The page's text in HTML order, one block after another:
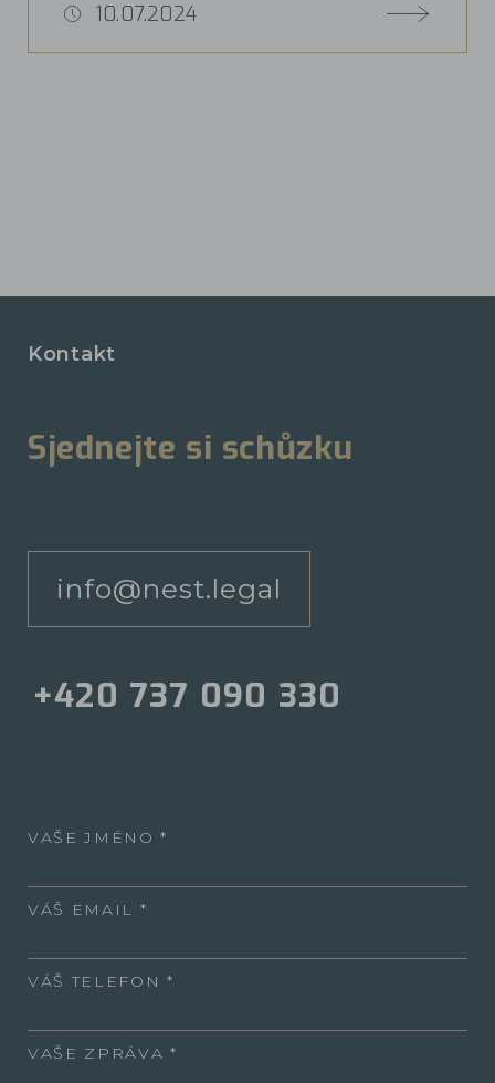
10.07.2024
Kontakt
Sjednejte si schůzku
info@nest.legal
+420 737 090 330
VAŠE JMÉNO
VÁŠ EMAIL
VÁŠ TELEFON
VAŠE ZPRÁVA